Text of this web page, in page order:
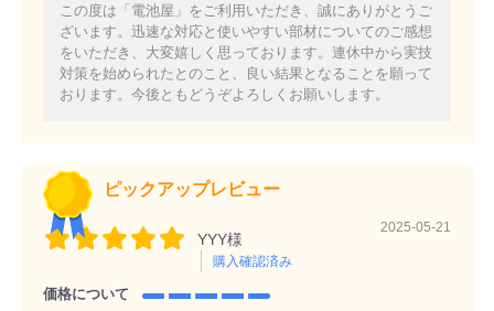
この度は「電池屋」をご利用いただき、誠にありがとうご
ざいます。迅速な対応と使いやすい部材についてのご感想
をいただき、大変嬉しく思っております。連休中から実技
対策を始められたとのこと、良い結果となることを願って
おります。今後ともどうぞよろしくお願いします。
ピックアップレビュー
YYY様
購入確認済み
2025-05-21
価格について